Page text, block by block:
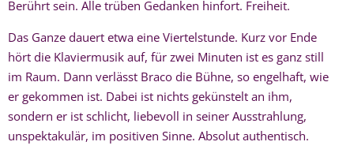
Berührt sein. Alle trüben Gedanken hinfort. Freiheit.
Das Ganze dauert etwa eine Viertelstunde. Kurz vor Ende
hört die Klaviermusik auf, für zwei Minuten ist es ganz still
im Raum. Dann verlässt Braco die Bühne, so engelhaft, wie
er gekommen ist. Dabei ist nichts gekünstelt an ihm,
sondern er ist schlicht, liebevoll in seiner Ausstrahlung,
unspektakulär, im positiven Sinne. Absolut authentisch.